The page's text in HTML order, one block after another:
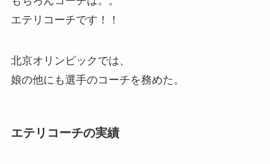
エテリコーチです！！
北京オリンピックでは、
娘の他にも選手のコーチを務めた。
エテリコーチの実績